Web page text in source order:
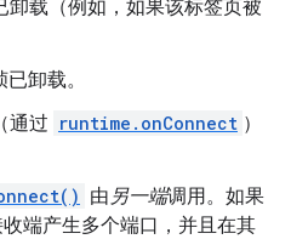
卸载（例如，如果该标签页被
已卸载。
通过 runtime.onConnect ）
由另一端调用。如果
端产生多个端口，并且在其